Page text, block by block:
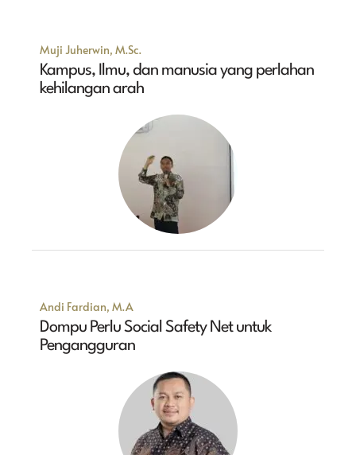
Muji Juherwin, M.Sc.
Kampus, Ilmu, dan manusia yang perlahan
kehilangan arah
Andi Fardian, M.A
Dompu Perlu Social Safety Net untuk
Pengangguran